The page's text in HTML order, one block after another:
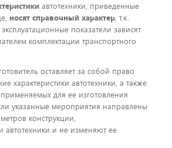
автотехники, приведенные
носят справочный характер, т.к.
показатели зависят
комплектации транспортного
оставляет за собой право
характеристики автотехники, а также
для ее изготовления
указанные мероприятия направлены
конструкции,
автотехники и не изменяют ее